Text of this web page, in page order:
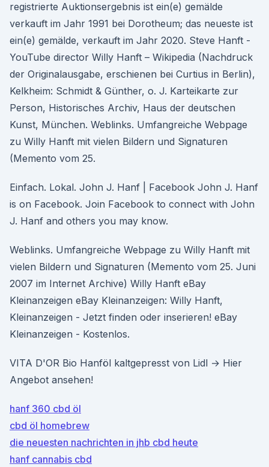
registrierte Auktionsergebnis ist ein(e) gemälde
verkauft im Jahr 1991 bei Dorotheum; das neueste ist
ein(e) gemälde, verkauft im Jahr 2020. Steve Hanft -
YouTube director Willy Hanft – Wikipedia (Nachdruck
der Originalausgabe, erschienen bei Curtius in Berlin),
Kelkheim: Schmidt & Günther, o. J. Karteikarte zur
Person, Historisches Archiv, Haus der deutschen
Kunst, München. Weblinks. Umfangreiche Webpage
zu Willy Hanft mit vielen Bildern und Signaturen
(Memento vom 25.
Einfach. Lokal. John J. Hanf | Facebook John J. Hanf
is on Facebook. Join Facebook to connect with John
J. Hanf and others you may know.
Weblinks. Umfangreiche Webpage zu Willy Hanft mit
vielen Bildern und Signaturen (Memento vom 25. Juni
2007 im Internet Archive) Willy Hanft eBay
Kleinanzeigen eBay Kleinanzeigen: Willy Hanft,
Kleinanzeigen - Jetzt finden oder inserieren! eBay
Kleinanzeigen - Kostenlos.
VITA D'OR Bio Hanföl kaltgepresst von Lidl → Hier
Angebot ansehen!
hanf 360 cbd öl
cbd öl homebrew
die neuesten nachrichten in jhb cbd heute
hanf cannabis cbd